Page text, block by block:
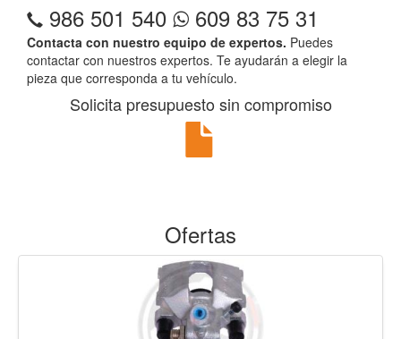
986 501 540 609 83 75 31
Contacta con nuestro equipo de expertos. Puedes
contactar con nuestros expertos. Te ayudarán a elegir la
pieza que corresponda a tu vehículo.
Solicita presupuesto sin compromiso
Ofertas